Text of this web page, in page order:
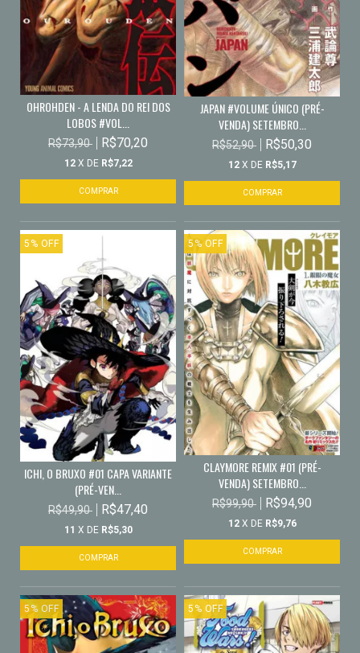
OHROHDEN - A LENDA DO REI DOS
LOBOS #VOL...
R$73,90 R$70,20
12 X DE R$7,22
JAPAN #VOLUME ÚNICO (PRÉ-
VENDA) SETEMBRO...
R$52,90 R$50,30
12 X DE R$5,17
5 % OFF
ICHI, O BRUXO #01 CAPA VARIANTE
(PRÉ-VEN...
R$49,90 R$47,40
11 X DE R$5,30
5 % OFF
CLAYMORE REMIX #01 (PRÉ-
VENDA) SETEMBRO...
R$99,90 R$94,90
12 X DE R$9,76
5 % OFF 5 % OFF